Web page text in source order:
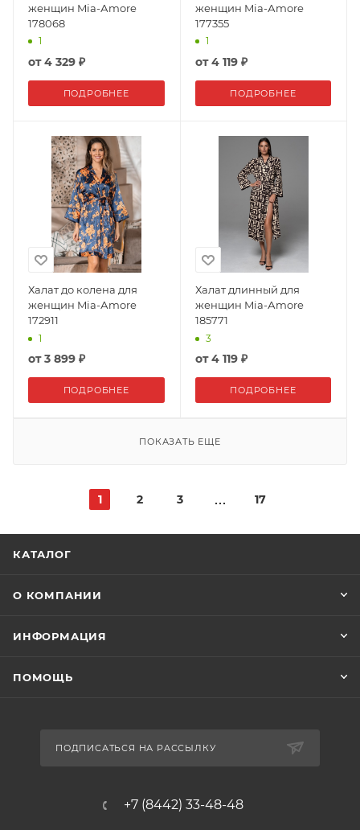
женщин Mia-Аmore
178068
1
от4 329 ₽
ПОДРОБНЕЕ
женщин Mia-Аmore
177355
1
от4 119 ₽
ПОДРОБНЕЕ
Халат до колена для
женщин Mia-Аmore
172911
1
от3 899 ₽
ПОДРОБНЕЕ
Халат длинный для
женщин Mia-Аmore
185771
3
от4 119 ₽
ПОДРОБНЕЕ
ПОКАЗАТЬ ЕЩЕ
1 2 3 17
КАТАЛОГ
О КОМПАНИИ
ИНФОРМАЦИЯ
ПОМОЩЬ
ПОДПИСАТЬСЯ НА РАССЫЛКУ
+7 (8442) 33-48-48